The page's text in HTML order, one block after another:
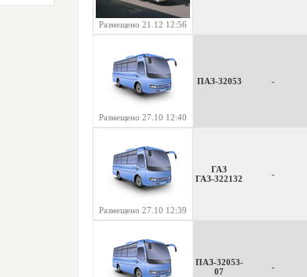
Размещено 21.12 12:56
Размещено 27.10 12:40
ПАЗ-32053 -
Размещено 27.10 12:39
ГАЗ
ГАЗ-322132
-
ПАЗ-32053-
07
-